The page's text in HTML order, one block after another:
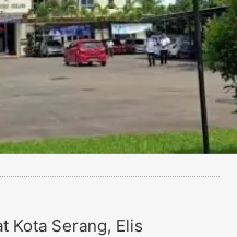
Kota Serang, Elis